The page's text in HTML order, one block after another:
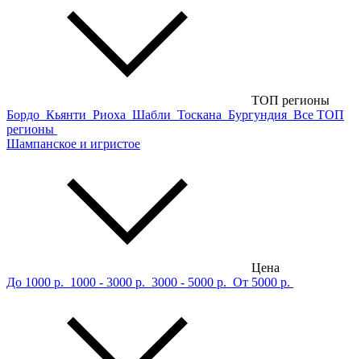
ТОП регионы
Бордо Кьянти Риоха Шабли Тоскана Бургундия Все ТОП
регионы
Шампанское и игристое
Цена
До 1000 р. 1000 - 3000 р. 3000 - 5000 р. От 5000 р.